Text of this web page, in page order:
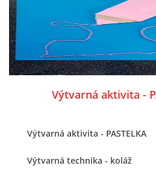
20.10. DEN STROMŮ
HALLOWEEN
SVATÝ MARTIN
SVATÁ KATEŘINA 25.LISTOPADU
Výtvarná aktivita -
Výtvarná aktivita - PASTELKA
Výtvarná technika - koláž